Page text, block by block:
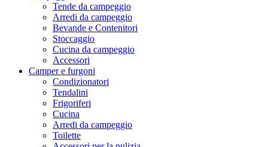
Tende da campeggio
Arredi da campeggio
Bevande e Contenitori
Stoccaggio
Cucina da campeggio
Accessori
Camper e furgoni
Condizionatori
Tendalini
Frigoriferi
Cucina
Arredi da campeggio
Toilette